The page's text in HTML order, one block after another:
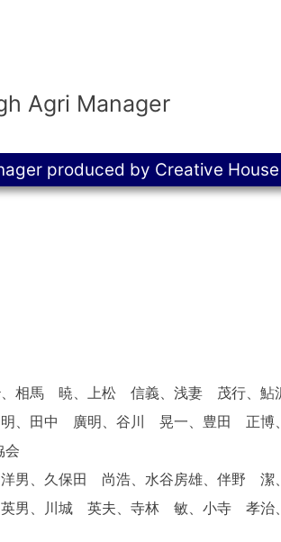
Agri Manager
produced by Creative
相馬 暁、上松 信義、浅妻 茂行、
、田中 廣明、谷川 晃一、豊田 正
、久保田 尚浩、水谷房雄、伴野
男、川城 英夫、寺林 敏、小寺 孝